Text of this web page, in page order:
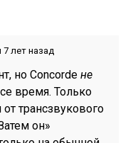
7 лет назад
но Concordeне
время. Только
трансзвукового
он»